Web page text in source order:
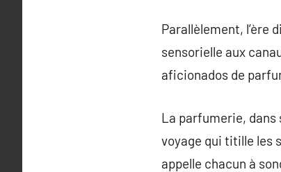
Parallèlement, l’ère
sensorielle aux
aficionados de
La parfumerie, dans
voyage qui titille les
appelle chacun à